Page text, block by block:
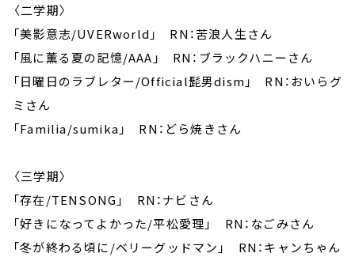
〈二学期〉
「美影意志/UVERworld」 RN：苦浪人生さん
「風に薫る夏の記憶/AAA」 RN：ブラックハニーさん
「日曜日のラブレター/Official髭男dism」 RN：おいらグ
ミさん
「Familia/sumika」 RN：どら焼きさん
〈三学期〉
「存在/TENSONG」 RN：ナビさん
「好きになってよかった/平松愛理」 RN：なごみさん
「冬が終わる頃に/ベリーグッドマン」 RN：キャンちゃん